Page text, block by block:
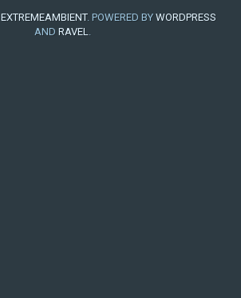
EXTREMEAMBIENT. POWERED BY WORDPRESS
AND RAVEL.